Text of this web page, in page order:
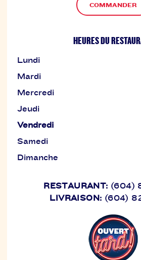
COMMANDER
HEURES DU
Lundi
Mardi
Mercredi
Jeudi
Vendredi
Samedi
Dimanche
RESTAURANT: (604)
LIVRAISON: (604)